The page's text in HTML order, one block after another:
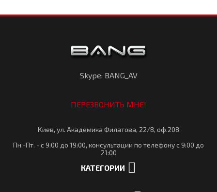
Skype: BANG_AV
ПЕРЕЗВОНИТЬ МНЕ!
Киев, ул. Академика Филатова, 22/8, оф.208
Пн.-Пт. - с 9:00 до 19:00, консультации по телефону с 9:00 до
21:00
КАТЕГОРИИ